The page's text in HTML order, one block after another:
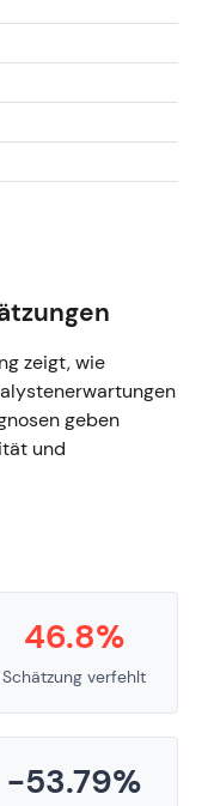
zeigt, wie
geben
und
46.8%
Schätzung verfehlt
-53.79%